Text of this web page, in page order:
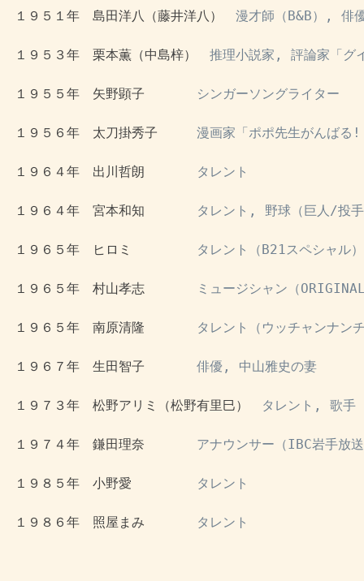
１９５１年　島田洋八（藤井洋八） 漫才師（B&B）, 俳
１９５３年　栗本薫（中島梓） 推理小説家, 評論家「グ
１９５５年　矢野顕子 シンガーソングライター
１９５６年　太刀掛秀子 漫画家「ポポ先生がんばる
１９６４年　出川哲朗 タレント
１９６４年　宮本和知 タレント, 野球（巨人/投
１９６５年　ヒロミ タレント（B21スペシャル）
１９６５年　村山孝志 ミュージシャン（
１９６５年　南原清隆 タレント（ウッチャンナン
１９６７年　生田智子 俳優, 中山雅史の妻
１９７３年　松野アリミ（松野有里巳） タレント, 歌
１９７４年　鎌田理奈 アナウンサー（IBC岩手放
１９８５年　小野愛 タレント
１９８６年　照屋まみ タレント